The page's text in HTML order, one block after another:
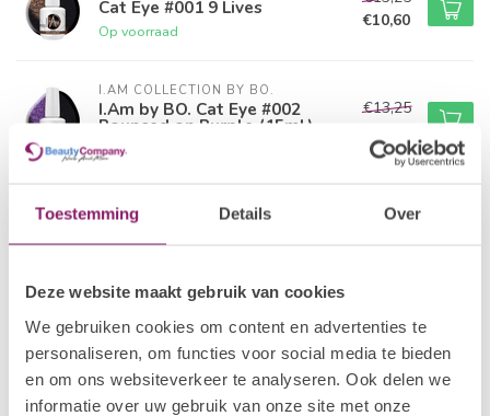
Toestemming Details Over
Deze website maakt gebruik van cookies
We gebruiken cookies om content en advertenties te
personaliseren, om functies voor social media te bieden
en om ons websiteverkeer te analyseren. Ook delen we
informatie over uw gebruik van onze site met onze
Cat Eye #001 9 Lives
Op voorraad
€10,60
I.AM COLLECTION BY BO.
I.Am by BO. Cat Eye #002
Pounced on Purple (15ml)
Op voorraad
€13,25
I.AM COLLECTION BY BO.
I.Am by BO. Cat Eye #003
Purrfectly Pink (15ml)
€13,25
I.AM COLLECTION BY BO.
Priceless (15ml)
Op voorraad
€13,25
€10,60